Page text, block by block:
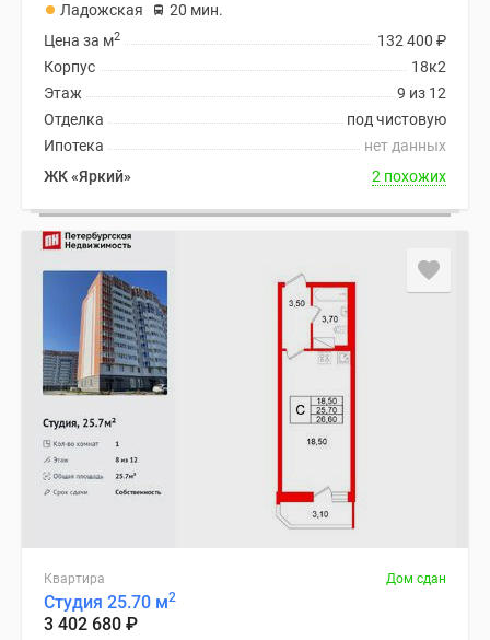
Ладожская
20 мин.
132 400 ₽
Цена за м2
18к2
Корпус
9 из 12
Этаж
под чистовую
Отделка
нет данных
Ипотека
ЖК «Яркий»
2 похожих
Квартира Дом сдан
Студия 25.70 м2
3 402 680 ₽